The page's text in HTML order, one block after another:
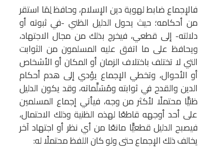
فالإجماع ضابط لهوية دين الإسلام، وحافظ لِمَا استقر
من أحكامه؛ حيث يحول الدليل الظني -في ثبوته أو
دلالته- إلى قطعي، فيخرج بذلك من مجال الاجتهاد،
ويحافظ على ما اتفق عليه المسلمون من الثوابت
التي لا تختلف باختلاف الزمان أو المكان أو الأشخاص
أو الأحوال، وتخطي الإجماع يؤدي إلى هدم أحكام
الدين والقدح في ثوابته ومُسَلَّماته، وقد يكون الدليل
ظنيًّا محتملًا لأكثر من وجه، فيأتي إجماع المسلمين
على أحد أوجهه قاطعًا لهذه الظنية وذلك الاحتمال،
فيصبح الدليل قطعيًّا مانعًا من أي نظر أو اجتهاد آخر
يخالف ذلك الإجماع حتى ولو كان اللفظ محتملًا له: